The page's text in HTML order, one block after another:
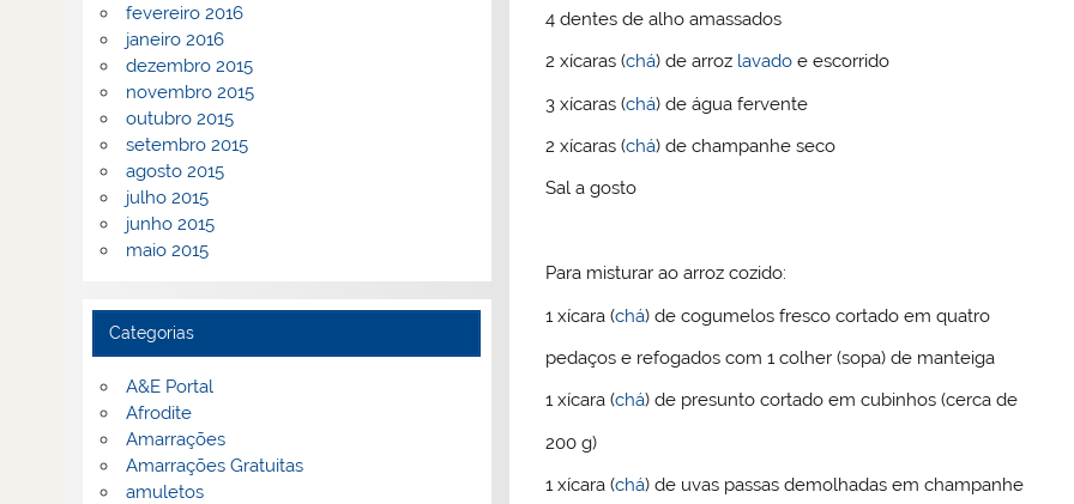
4 dentes de alho amassados
2 xícaras (chá) de arroz lavado e escorrido
3 xícaras (chá) de água fervente
2 xícaras (chá) de champanhe seco
Sal a gosto
Para misturar ao arroz cozido:
1 xícara (chá) de cogumelos fresco cortado em quatro
pedaços e refogados com 1 colher (sopa) de manteiga
1 xícara (chá) de presunto cortado em cubinhos (cerca de
200 g)
1 xícara (chá) de uvas passas demolhadas em champanhe
fevereiro 2016
janeiro 2016
dezembro 2015
novembro 2015
outubro 2015
setembro 2015
agosto 2015
julho 2015
junho 2015
maio 2015
Categorias
A&E Portal
Afrodite
Amarrações
Amarrações Gratuitas
amuletos